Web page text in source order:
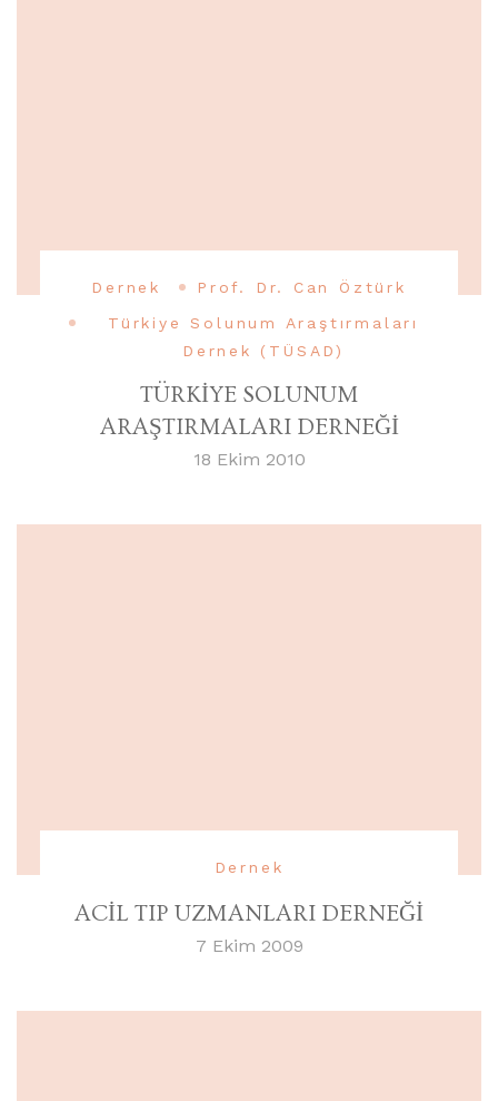
Dernek
Prof. Dr. Can Öztürk
Türkiye Solunum Araştırmaları
Dernek (TÜSAD)
TÜRKİYE SOLUNUM
ARAŞTIRMALARI DERNEĞİ
18 Ekim 2010
Dernek
ACİL TIP UZMANLARI DERNEĞİ
7 Ekim 2009